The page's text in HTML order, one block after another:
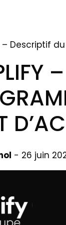
Descriptif
- 26 juin